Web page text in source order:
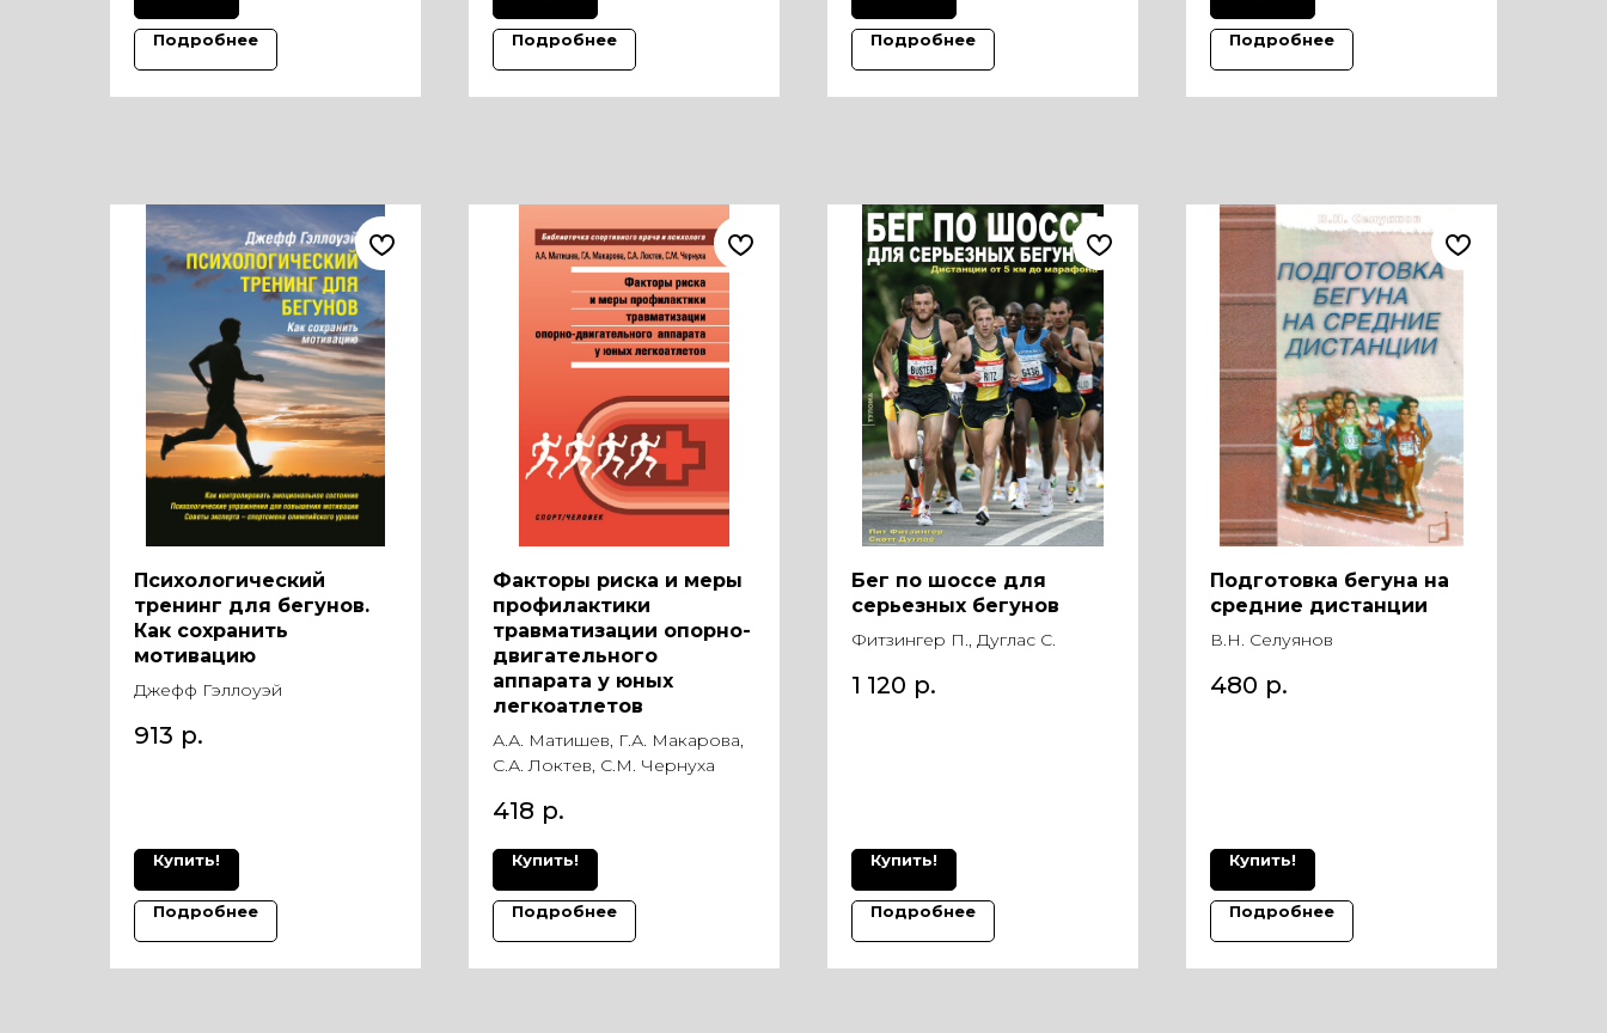
Подробнее Подробнее Подробнее Подробнее
Психологический
тренинг для бегунов.
Как сохранить
мотивацию
Джефф Гэллоуэй
913 р.
Купить!
Подробнее
Факторы риска и меры
профилактики
травматизации опорно-
двигательного
аппарата у юных
легкоатлетов
А.А. Матишев, Г.А. Макарова,
С.А. Локтев, С.М. Чернуха
418 р.
Купить!
Подробнее
Бег по шоссе для
серьезных бегунов
Фитзингер П., Дуглас С.
1 120 р.
Купить!
Подробнее
Подготовка бегуна на
средние дистанции
В.Н. Селуянов
480 р.
Купить!
Подробнее